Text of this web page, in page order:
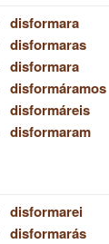
disformara
disformaras
disformara
disformáramos
disformáreis
disformaram
disformarei
disformarás